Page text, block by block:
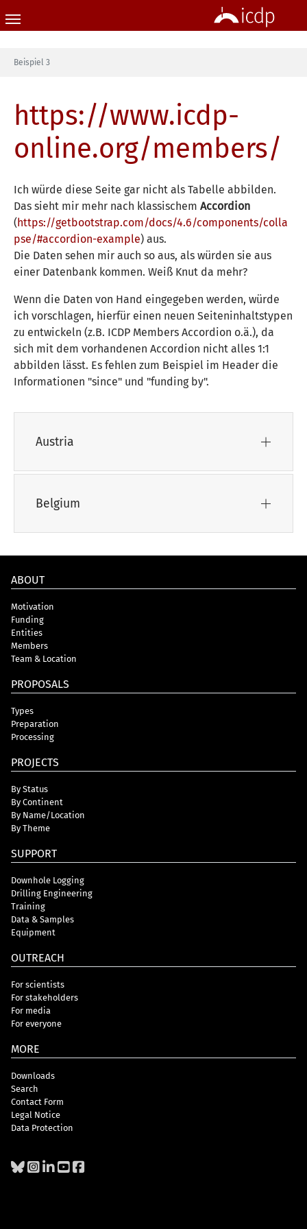
You are here:
Beispiel 3
https://www.icdp-
online.org/members/
Ich würde diese Seite gar nicht als Tabelle abbilden.
Das sieht mir mehr nach klassischem Accordion
(https://getbootstrap.com/docs/4.6/components/colla
pse/#accordion-example) aus.
Die Daten sehen mir auch so aus, als würden sie aus
einer Datenbank kommen. Weiß Knut da mehr?
Wenn die Daten von Hand eingegeben werden, würde
ich vorschlagen, hierfür einen neuen Seiteninhaltstypen
zu entwickeln (z.B. ICDP Members Accordion o.ä.), da
sich mit dem vorhandenen Accordion nicht alles 1:1
abbilden lässt. Es fehlen zum Beispiel im Header die
Informationen "since" und "funding by".
Austria
Belgium
ABOUT
Motivation
Funding
Entities
Members
Team & Location
PROPOSALS
Types
Preparation
Processing
PROJECTS
By Status
By Continent
By Name/Location
By Theme
SUPPORT
Downhole Logging
Drilling Engineering
Training
Data & Samples
Equipment
OUTREACH
For scientists
For stakeholders
For media
For everyone
MORE
Downloads
Search
Contact Form
Legal Notice
Data Protection